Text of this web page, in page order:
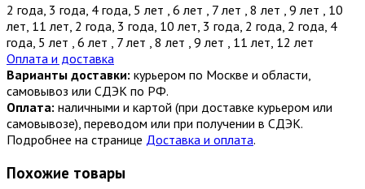
2 года 3 года 4 года 5 лет 6 лет 7 лет 8 лет 9 лет
10
лет 11 лет 2 года 3 года 10 лет 3 года 2 года 2 года 4
года 5 лет 6 лет 7 лет 8 лет 9 лет 11 лет 12 лет
Оплата и доставка
Варианты доставки: курьером по Москве и области,
самовывоз или СДЭК по РФ.
Оплата: наличными и картой (при доставке курьером или
самовывозе), переводом или при получении в СДЭК.
Подробнее на странице Доставка и оплата.
Похожие товары